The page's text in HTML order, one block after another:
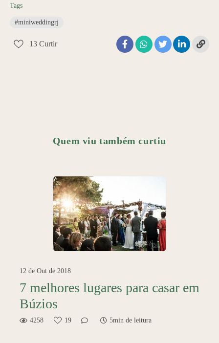
Tags
#miniweddingrj
13 Curtir
Quem viu também curtiu
12 de Out de 2018
7 melhores lugares para casar em
Búzios
4258 19 5min de leitura